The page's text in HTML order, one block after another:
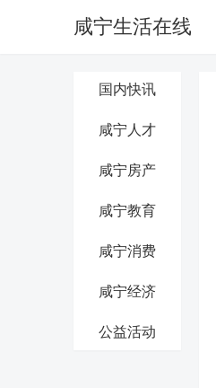
咸宁生活在线
国内快讯
咸宁人才
咸宁房产
咸宁教育
咸宁消费
咸宁经济
公益活动